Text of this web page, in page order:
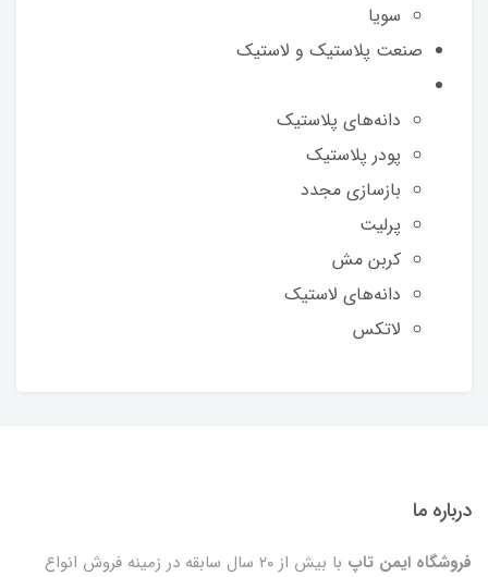
سویا
صنعت پلاستیک و لاستیک
دانه‌های پلاستیک
پودر پلاستیک
بازسازی مجدد
پرلیت
کربن مش
دانه‌های لاستیک
لاتکس
درباره ما
فروشگاه ایمن تاپ
با بیش از ۲۰ سال سابقه در زمینه فروش انواع